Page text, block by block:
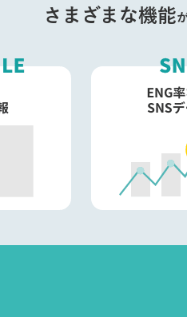
さまざまな機能